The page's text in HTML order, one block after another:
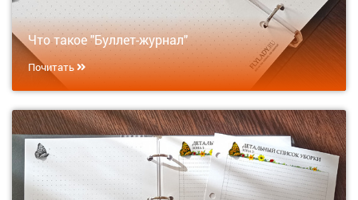
Что такое "Буллет-журнал"
Почитать